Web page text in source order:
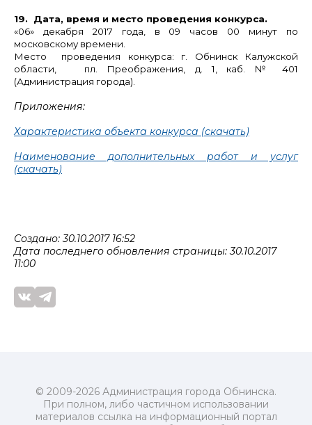
19. Дата, время и место проведения конкурса.
«06» декабря 2017 года, в 09 часов 00 минут по
московскому времени.
Место проведения конкурса: г. Обнинск Калужской
области, пл. Преображения, д. 1, каб. № 401
(Администрация города).
Приложения:
Характеристика объекта конкурса (скачать)
Наименование дополнительных работ и услуг
(скачать)
Создано: 30.10.2017 16:52
Дата последнего обновления страницы: 30.10.2017
11:00
© 2009-2026 Администрация города Обнинска.
При полном, либо частичном использовании
материалов ссылка на информационный портал